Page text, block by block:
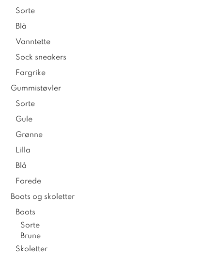
Sorte
Blå
Vanntette
Sock sneakers
Fargrike
Gummistøvler
Sorte
Gule
Grønne
Lilla
Blå
Forede
Boots og skoletter
Boots
Sorte
Brune
Skoletter